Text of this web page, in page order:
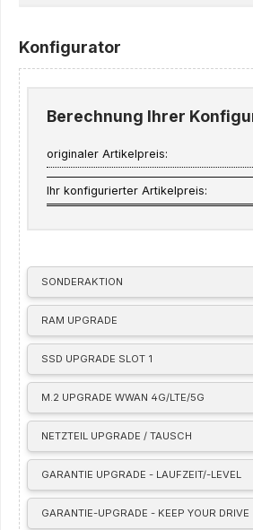
Konfigurator
SONDERAKTION
RAM UPGRADE
SSD UPGRADE SLOT 1
M.2 UPGRADE WWAN 4G/LTE/5G
NETZTEIL UPGRADE / TAUSCH
GARANTIE UPGRADE - LAUFZEIT/-LEVEL
GARANTIE-UPGRADE - KEEP YOUR DRIVE
Berechnung Ihrer
originaler Artikelpreis:
Ihr konfigurierter Artikelpreis: